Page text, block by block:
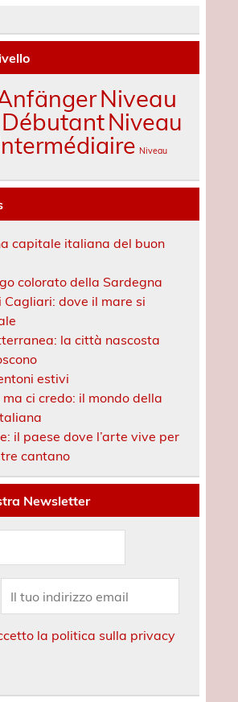
Niveau
Niveau
Niveau
capitale italiana del buon
colorato della Sardegna
Cagliari: dove il mare si
la città nascosta
estivi
ma ci credo: il mondo della
il paese dove l’arte vive per
cantano
Newsletter
la politica sulla privacy